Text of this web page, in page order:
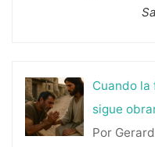
Cuando la
sigue
Por